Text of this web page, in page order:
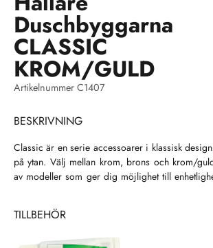
Duschbyggarna
CLASSIC
KROM/GULD
Artikelnummer C1407
BESKRIVNING
Classic är en serie accessoarer i klassisk
på ytan. Välj mellan krom, brons och krom/
av modeller som ger dig möjlighet till
TILLBEHÖR